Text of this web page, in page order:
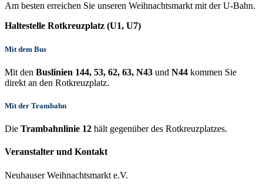
Am besten erreichen Sie unseren Weihnachtsmarkt mit der U-Bahn.
Haltestelle Rotkreuzplatz (U1, U7)
Mit dem Bus
Mit den Buslinien 144, 53, 62, 63, N43 und N44 kommen Sie
direkt an den Rotkreuzplatz.
Mit der Trambahn
Die Trambahnlinie 12 hält gegenüber des Rotkreuzplatzes.
Veranstalter und Kontakt
Neuhauser Weihnachtsmarkt e.V.